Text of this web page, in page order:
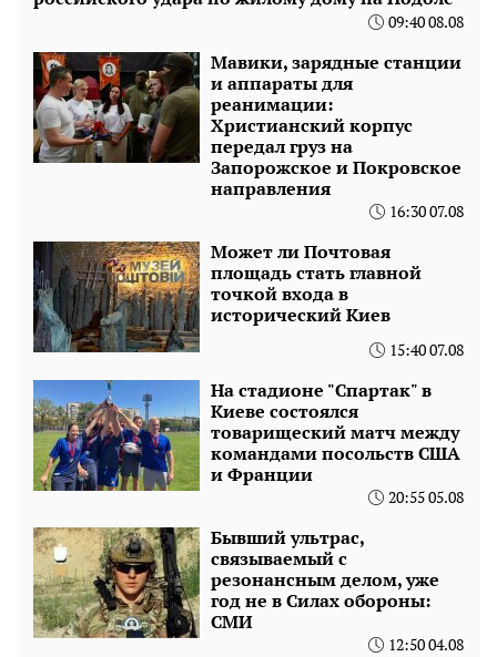
09:40 08.08
Мавики, зарядные станции
и аппараты для
реанимации:
Христианский корпус
передал груз на
Запорожское и Покровское
направления
16:30 07.08
Может ли Почтовая
площадь стать главной
точкой входа в
исторический Киев
15:40 07.08
На стадионе "Спартак" в
Киеве состоялся
товарищеский матч между
командами посольств США
и Франции
20:55 05.08
Бывший ультрас,
связываемый с
резонансным делом, уже
год не в Силах обороны:
СМИ
12:50 04.08